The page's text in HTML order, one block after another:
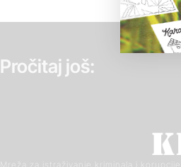
Pročitaj još:
Mreža za istraživanje kriminala i korupcije